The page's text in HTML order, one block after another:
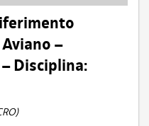
–
Disciplina: